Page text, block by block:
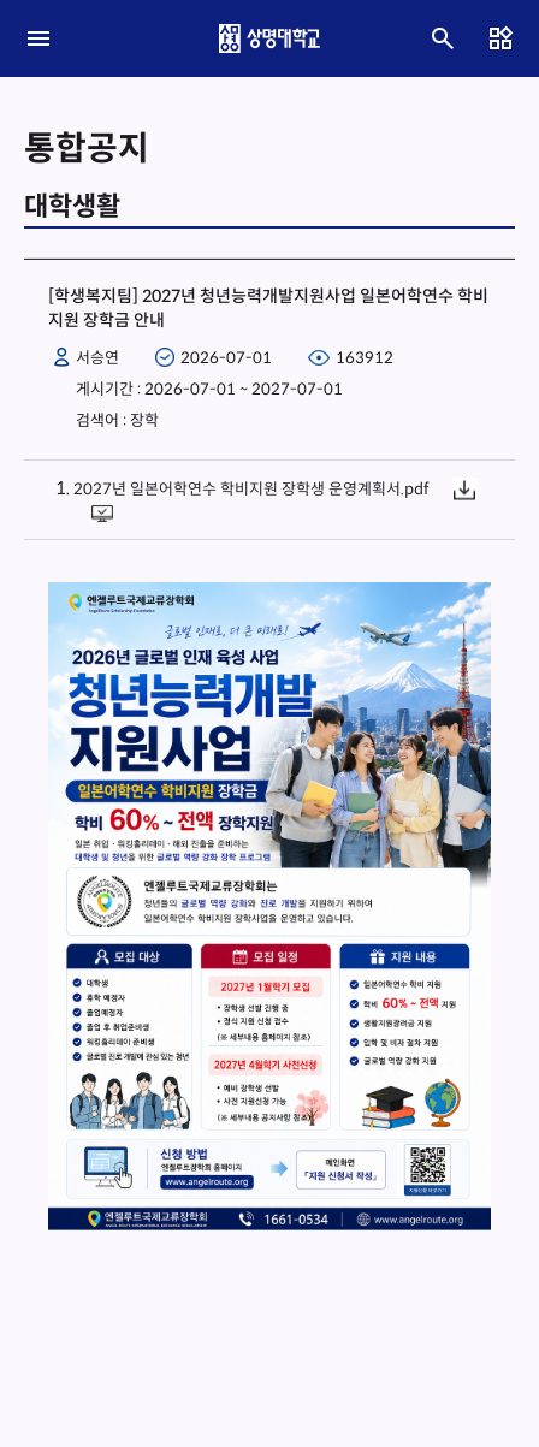
통합공지
대학생활
[학생복지팀] 2027년 청년능력개발지원사업 일본어학연수 학비
지원 장학금 안내
서승연 2026-07-01
163912
게시기간 : 2026-07-01 ~ 2027-07-01
검색어 : 장학
2027년 일본어학연수 학비지원 장학생 운영계획서.pdf